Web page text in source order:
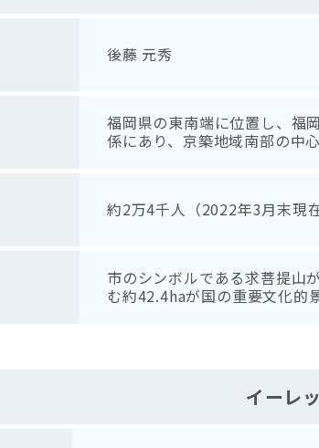
後藤 元秀
福岡県の東南端に位置し、福
係にあり、京築地域南部の中
約2万4千人（2022年3月末現在
市のシンボルである求菩提山
む約42.4haが国の重要文化的
イーレ